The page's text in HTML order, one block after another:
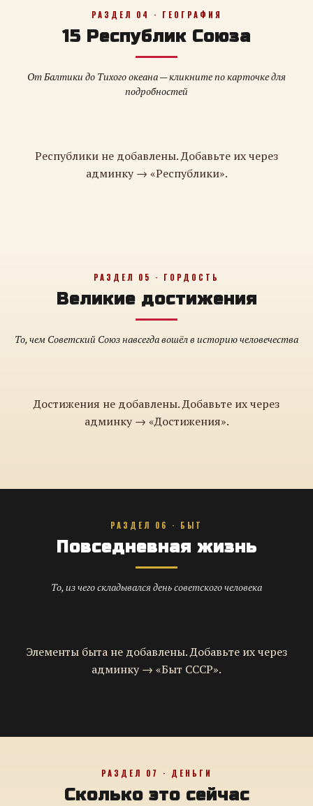
РАЗДЕЛ 04 · ГЕОГРАФИЯ
15 Республик Союза
От Балтики до Тихого океана — кликните по карточке для
подробностей
Республики не добавлены. Добавьте их через
админку → «Республики».
РАЗДЕЛ 05 · ГОРДОСТЬ
Великие достижения
То, чем Советский Союз навсегда вошёл в историю человечества
Достижения не добавлены. Добавьте их через
админку → «Достижения».
РАЗДЕЛ 06 · БЫТ
Повседневная жизнь
То, из чего складывался день советского человека
Элементы быта не добавлены. Добавьте их через
админку → «Быт СССР».
РАЗДЕЛ 07 · ДЕНЬГИ
Сколько это сейчас